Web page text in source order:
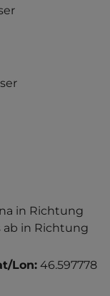
in Richtung
ab in Richtung
Lon: 46.597778